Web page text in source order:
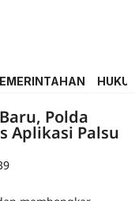
Polda
Aplikasi Palsu